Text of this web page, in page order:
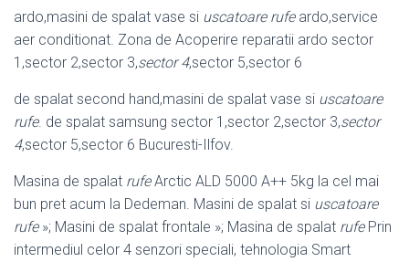
ardo,masini de spalat vase si uscatoare rufeardo,service
aer conditionat. Zona de Acoperire reparatii ardo sector
1,sector 2,sector 3,sector 4,sector 5,sector 6
de spalat second hand,masini de spalat vase si uscatoare
rufe. de spalat samsung sector 1,sector 2,sector 3,sector
4,sector 5,sector 6 Bucuresti-Ilfov.
Masina de spalat rufeArctic ALD 5000 A++ 5kg la cel mai
bun pret acum la Dedeman. Masini de spalat si uscatoare
rufe»; Masini de spalat frontale »; Masina de spalat rufePrin
intermediul celor 4 senzori speciali, tehnologia Smart